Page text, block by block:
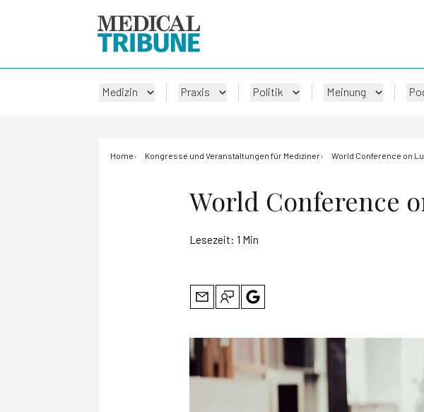
Medizin Praxis Politik Meinung
Home Kongresse und Veranstaltungen für Mediziner World Conference on
World Conference
Lesezeit: 1 Min